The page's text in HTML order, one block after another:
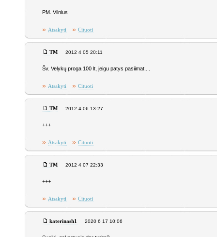
PM. Vilnius
» Atsakyti » Cituoti
TM 2012 4 05 20:11
Šv. Velykų proga 100 lt, jeigu patys pasiimat....
» Atsakyti » Cituoti
TM 2012 4 06 13:27
+++
» Atsakyti » Cituoti
TM 2012 4 07 22:33
+++
» Atsakyti » Cituoti
katerinash1 2020 6 17 10:06